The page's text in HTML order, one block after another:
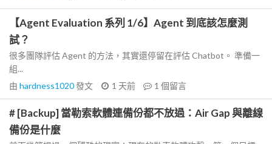
【Agent Evaluation 系列 1/6】Agent 到底該怎麼測
試？
很多團隊評估 Agent 的方法，其實還停留在評估 Chatbot。 準備一
組...
由 hardness1020發文 1 天前 1 個留言
# [Backup] 當勒索軟體連備份都不放過：Air Gap 與離線
備份是什麼